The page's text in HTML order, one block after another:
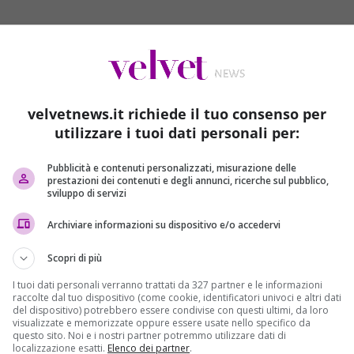
Maria Chindamo, scomparsa da oltre un anno. Secondo il
i segreti dell’imprenditrice e che potrebbe essere a
agricola originaria di Laureana di Borrello, in
la mattina del 6 maggio 2016.Vincenzo Chindamo
al settimanale
Giallo
di come il giorno della scomparsa
in Calabria da Bologna per trascorrere un po’ di
la presenza dell’amica possa aggiungere qualche
, l’amica di Maria Chindamo, è stata ascoltata dagli
è ripartita verso Bologna senza preoccuparsi della sua
di Maria, né altri parenti. Forse proprio Mariolina può
familiari, un uomo con cui aveva intrecciato una nuova
Maria e Mariolina si erano conosciuti su Facebook
legato, forse perché era un periodo in cui entrambi
velvetnews.it richiede il tuo consenso per
utilizzare i tuoi dati personali per:
Pubblicità e contenuti personalizzati, misurazione delle
prestazioni dei contenuti e degli annunci, ricerche sul pubblico,
sviluppo di servizi
Archiviare informazioni su dispositivo e/o accedervi
Scopri di più
I tuoi dati personali verranno trattati da 327 partner e le informazioni
raccolte dal tuo dispositivo (come cookie, identificatori univoci e altri dati
del dispositivo) potrebbero essere condivise con questi ultimi, da loro
visualizzate e memorizzate oppure essere usate nello specifico da
questo sito. Noi e i nostri partner potremmo utilizzare dati di
localizzazione esatti. Elenco dei partner.